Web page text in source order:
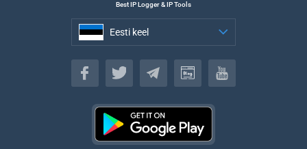
Best IP Logger & IP Tools
Eesti keel
Eesti keel